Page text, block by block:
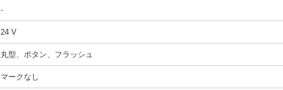
-
24 V
丸型、ボタン、フラッシュ
マークなし